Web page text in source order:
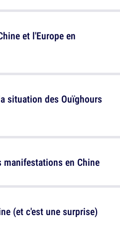
et l'Europe en
en Chine
situation des Ouïghours
(et c'est une surprise)